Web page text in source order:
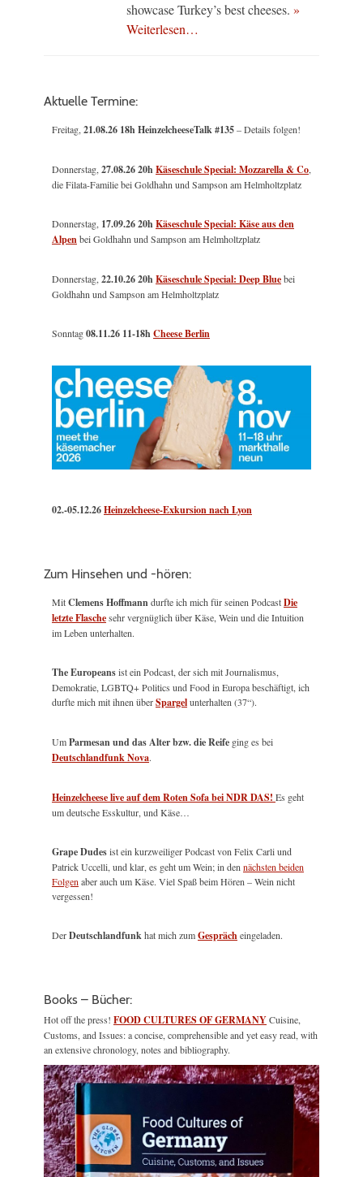
showcase Turkey’s best cheeses. »
Weiterlesen…
Aktuelle Termine:
Freitag,21.08.26 18h HeinzelcheeseTalk #135– Details folgen!
Donnerstag,27.08.26 20hKäseschule Special: Mozzarella & Co,
die Filata-Familie bei Goldhahn und Sampson am Helmholtzplatz
Donnerstag, 17.09.26 20hKäseschule Special: Käse aus den
Alpenbei Goldhahn und Sampson am Helmholtzplatz
Donnerstag,22.10.26 20hKäseschule Special: Deep Bluebei
Goldhahn und Sampson am Helmholtzplatz
Sonntag08.11.26 11-18hCheese Berlin
02.-05.12.26Heinzelcheese-Exkursion nach Lyon
Zum Hinsehen und -hören:
MitClemens Hoffmanndurfte ich mich für seinen PodcastDie
letzte Flaschesehr vergnüglich über Käse, Wein und die Intuition
im Leben unterhalten.
The Europeansist ein Podcast, der sich mit Journalismus,
Demokratie, LGBTQ+ Politics und Food in Europa beschäftigt, ich
durfte mich mit ihnen überSpargelunterhalten (37“).
UmParmesan und das Alter bzw. die Reife ging es bei
Deutschlandfunk Nova.
Heinzelcheese live auf dem Roten Sofa bei NDR DAS! Es geht
um deutsche Esskultur, und Käse…
Grape Dudesist ein kurzweiliger Podcast von Felix Carli und
Patrick Uccelli, und klar, es geht um Wein; in den nächsten beiden
Folgen aber auch um Käse. Viel Spaß beim Hören – Wein nicht
vergessen!
DerDeutschlandfunkhat mich zumGesprächeingeladen.
Books – Bücher:
Hot off the press! FOOD CULTURES OF GERMANYCuisine,
Customs, and Issues: a concise, comprehensible and yet easy read, with
an extensive chronology, notes and bibliography.